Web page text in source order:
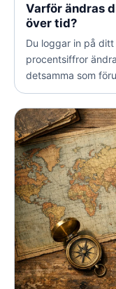
Varför ändras
över tid?
Du loggar in på
procentsiffror
detsamma som
egentligen